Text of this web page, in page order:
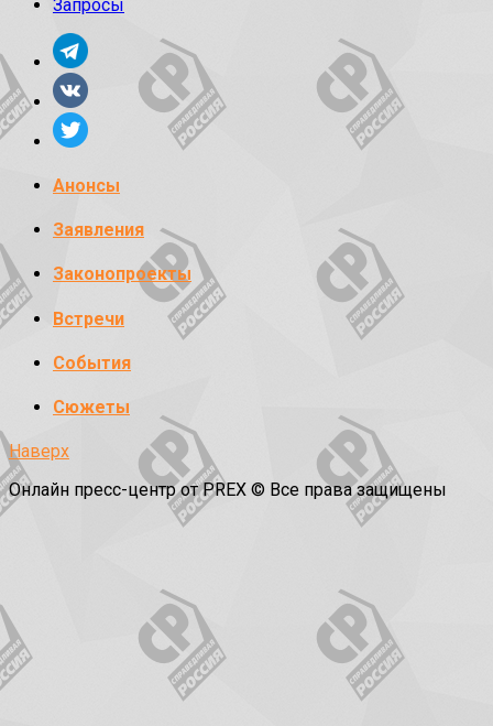
Запросы
Анонсы
Заявления
Законопроекты
Встречи
События
Сюжеты
Наверх
Онлайн пресс-центр от PREX © Все права защищены